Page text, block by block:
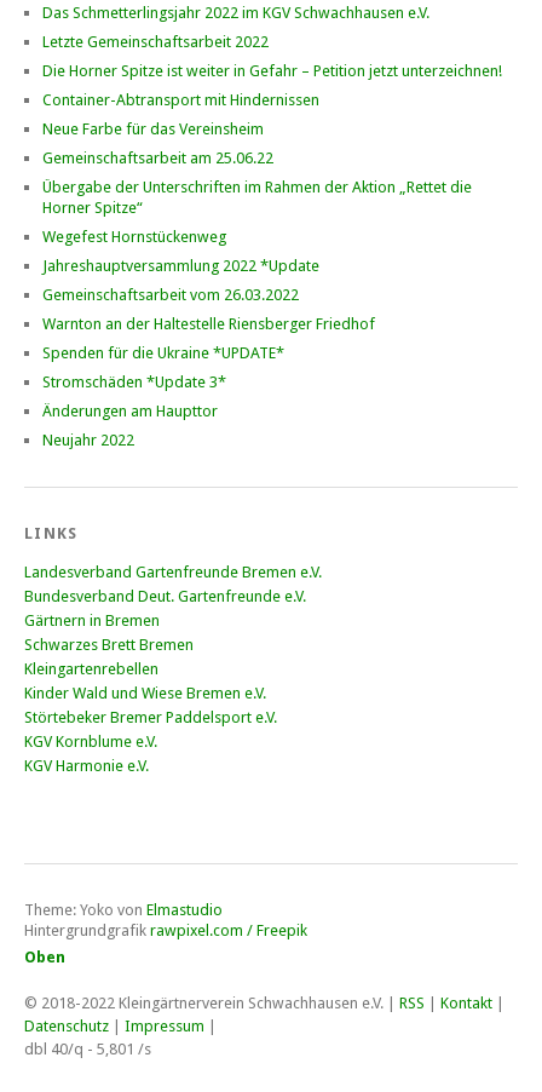
Das Schmetterlingsjahr 2022 im KGV Schwachhausen e.V.
Letzte Gemeinschaftsarbeit 2022
Die Horner Spitze ist weiter in Gefahr – Petition jetzt unterzeichnen!
Container-Abtransport mit Hindernissen
Neue Farbe für das Vereinsheim
Gemeinschaftsarbeit am 25.06.22
Übergabe der Unterschriften im Rahmen der Aktion „Rettet die
Horner Spitze“
Wegefest Hornstückenweg
Jahreshauptversammlung 2022 *Update
Gemeinschaftsarbeit vom 26.03.2022
Warnton an der Haltestelle Riensberger Friedhof
Spenden für die Ukraine *UPDATE*
Stromschäden *Update 3*
Änderungen am Haupttor
Neujahr 2022
LINKS
Landesverband Gartenfreunde Bremen e.V.
Bundesverband Deut. Gartenfreunde e.V.
Gärtnern in Bremen
Schwarzes Brett Bremen
Kleingartenrebellen
Kinder Wald und Wiese Bremen e.V.
Störtebeker Bremer Paddelsport e.V.
KGV Kornblume e.V.
KGV Harmonie e.V.
Theme: Yoko von Elmastudio
Hintergrundgrafik rawpixel.com / Freepik
Oben
© 2018-2022 Kleingärtnerverein Schwachhausen e.V. | RSS Kontakt
Datenschutz
Impressum
dbl 40/q - 5,801 /s